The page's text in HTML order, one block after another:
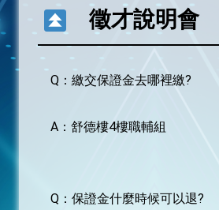
常見問題Q&A
相關連結
徵才說明會
Q：繳交保證金去哪裡繳?
A：舒德樓4樓職輔組
Q：保證金什麼時候可以退?